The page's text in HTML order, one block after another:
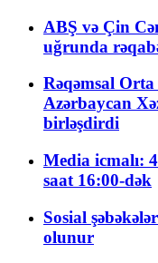
ABŞ və Çin
uğrunda
Rəqəmsal Orta
Azərbaycan
birləşdirdi
Media icmalı:
saat 16:00-dək
Sosial
olunur